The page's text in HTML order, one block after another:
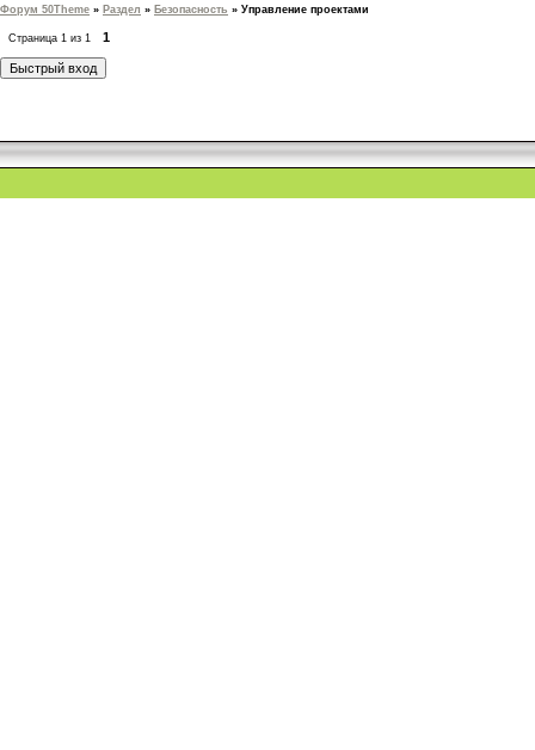
Форум 50Theme » Раздел » Безопасность » Управление проектами
Страница 1 из 1 1